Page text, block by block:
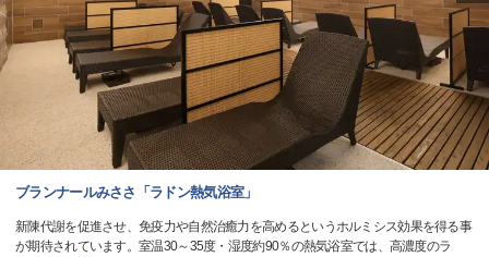
ブランナールみささ「ラドン熱気浴室」
新陳代謝を促進させ、免疫力や自然治癒力を高めるというホルミシス効果を得る事
が期待されています。室温30～35度・湿度約90％の熱気浴室では、高濃度のラ